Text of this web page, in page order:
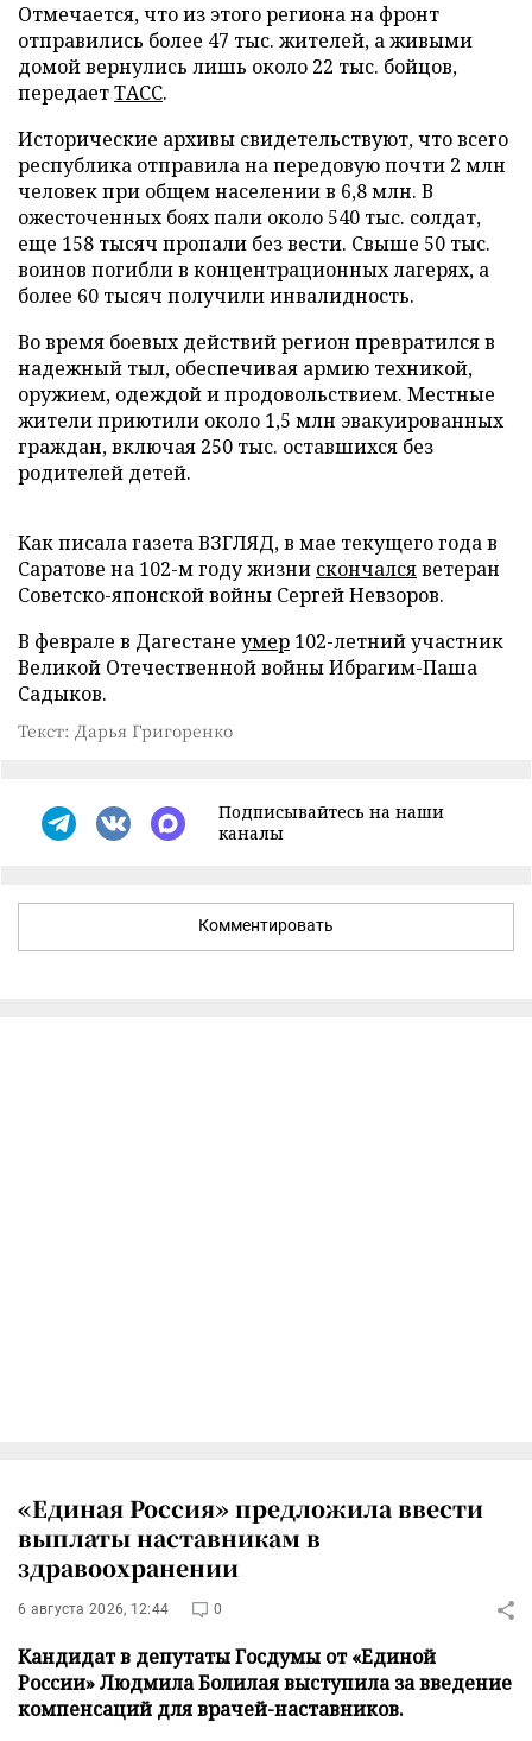
Отмечается, что из этого региона на фронт
отправились более 47 тыс. жителей, а живыми
домой вернулись лишь около 22 тыс. бойцов,
передаетТАСС.
Исторические архивы свидетельствуют, что всего
республика отправила на передовую почти 2 млн
человек при общем населении в 6,8 млн. В
ожесточенных боях пали около 540 тыс. солдат,
еще 158 тысяч пропали без вести. Свыше 50 тыс.
воинов погибли в концентрационных лагерях, а
более 60 тысяч получили инвалидность.
Во время боевых действий регион превратился в
надежный тыл, обеспечивая армию техникой,
оружием, одеждой и продовольствием. Местные
жители приютили около 1,5 млн эвакуированных
граждан, включая 250 тыс. оставшихся без
родителей детей.
Как писала газета ВЗГЛЯД, в мае текущего года в
Саратове на 102-м году жизни скончалсяветеран
Советско-японской войны Сергей Невзоров.
В феврале в Дагестане умер 102-летний участник
Великой Отечественной войны Ибрагим-Паша
Садыков.
Текст: Дарья Григоренко
Подписывайтесь на наши
каналы
Комментировать
«Единая Россия» предложила ввести
выплаты наставникам в
здравоохранении
6 августа 2026, 12:44 0
Кандидат в депутаты Госдумы от «Единой
России» Людмила Болилая выступила за введение
компенсаций для врачей-наставников.